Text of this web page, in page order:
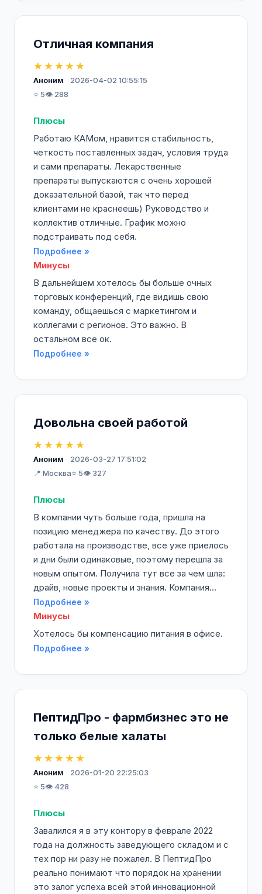
Отличная компания
★★★★★
Аноним
2026-04-02 10:55:15
⭐ 5👁️ 288
Плюсы
Работаю КАМом, нравится стабильность,
четкость поставленных задач, условия труда
и сами препараты. Лекарственные
препараты выпускаются с очень хорошей
доказательной базой, так что перед
клиентами не краснеешь) Руководство и
коллектив отличные. График можно
подстраивать под себя.
Подробнее »
Минусы
В дальнейшем хотелось бы больше очных
торговых конференций, где видишь свою
команду, общаешься с маркетингом и
коллегами с регионов. Это важно. В
остальном все ок.
Подробнее »
Довольна своей работой
★★★★★
Аноним
2026-03-27 17:51:02
📍 Москва⭐ 5👁️ 327
Плюсы
В компании чуть больше года, пришла на
позицию менеджера по качеству. До этого
работала на производстве, все уже приелось
и дни были одинаковые, поэтому перешла за
новым опытом. Получила тут все за чем шла:
драйв, новые проекты и знания. Компания...
Подробнее »
Минусы
Хотелось бы компенсацию питания в офисе.
Подробнее »
ПептидПро - фармбизнес это не
только белые халаты
★★★★★
Аноним
2026-01-20 22:25:03
⭐ 5👁️ 428
Плюсы
Завалился я в эту контору в феврале 2022
года на должность заведующего складом и с
тех пор ни разу не пожалел. В ПептидПро
реально понимают что порядок на хранении
это залог успеха всей этой инновационной